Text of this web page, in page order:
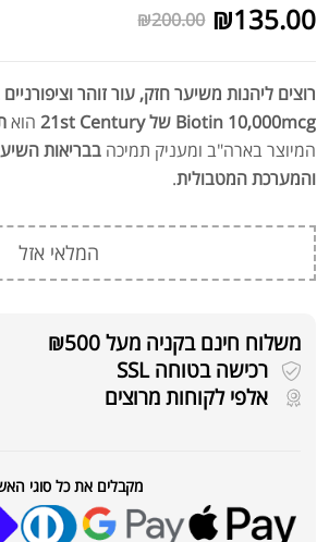
₪200.00 ₪135.00
רוצים ליהנות משיער חזק, עור זוהר
Biotin 10,000mcg של 21st Century
הוא
המיוצר בארה"ב ומעניק תמיכה בבריאות
והמערכת המטבולית.
המלאי אזל
משלוח חינם בקניה מעל ₪500
רכישה בטוחה SSL
אלפי לקוחות מרוצים
מקבלים את כל סוגי